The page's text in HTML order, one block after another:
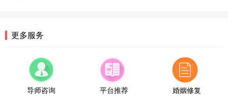
江苏-无锡 137****1123
14分钟前
微信用户 sun 通过此页面咨询，已获得专属情感方案
安徽-合肥 159***2234
27分钟前
更多服务
导师咨询 平台推荐 婚姻修复